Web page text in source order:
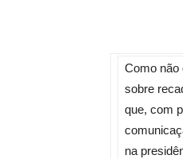
Como não
sobre
que, com
na